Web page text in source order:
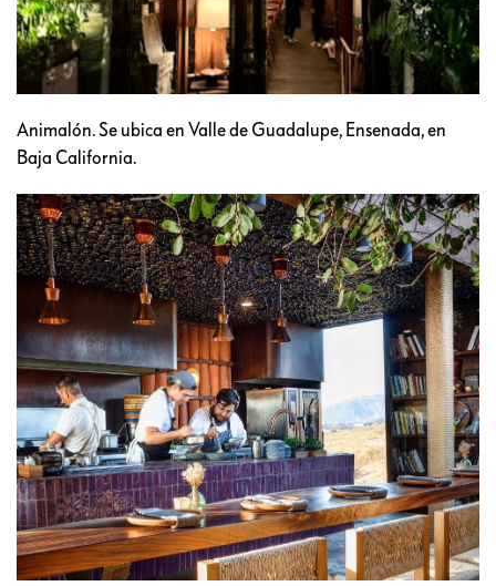
Animalón. Se ubica en Valle de Guadalupe, Ensenada, en
Baja California.